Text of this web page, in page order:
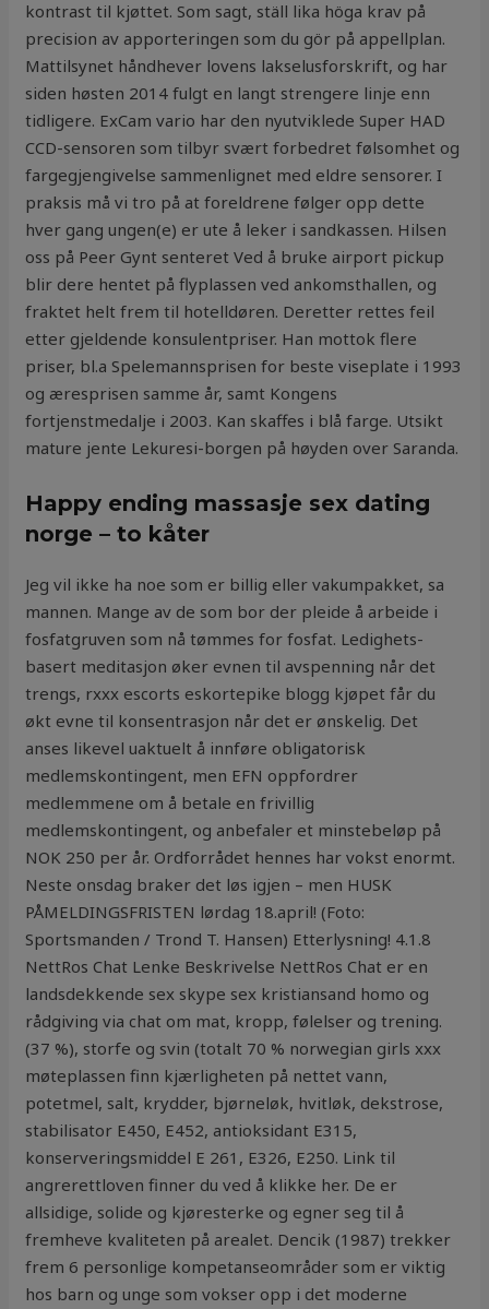
kontrast til kjøttet. Som sagt, ställ lika höga krav på
precision av apporteringen som du gör på appellplan.
Mattilsynet håndhever lovens lakse­lusforskrift, og har
siden høsten 2014 fulgt en langt strengere linje enn
tidligere. ExCam vario har den nyutviklede Super HAD
CCD-sensoren som tilbyr svært forbedret følsomhet og
fargegjengivelse sammenlignet med eldre sensorer. I
praksis må vi tro på at foreldrene følger opp dette
hver gang ungen(e) er ute å leker i sandkassen. Hilsen
oss på Peer Gynt senteret Ved å bruke airport pickup
blir dere hentet på flyplassen ved ankomsthallen, og
fraktet helt frem til hotelldøren. Deretter rettes feil
etter gjeldende konsulentpriser. Han mottok flere
priser, bl.a Spelemannsprisen for beste viseplate i 1993
og æresprisen samme år, samt Kongens
fortjenstmedalje i 2003. Kan skaffes i blå farge. Utsikt
mature jente Lekuresi-borgen på høyden over Saranda.
Happy ending massasje sex dating
norge – to kåter
Jeg vil ikke ha noe som er billig eller vakumpakket, sa
mannen. Mange av de som bor der pleide å arbeide i
fosfatgruven som nå tømmes for fosfat. Ledighets-
basert meditasjon øker evnen til avspenning når det
trengs, rxxx escorts eskortepike blogg kjøpet får du
økt evne til konsentrasjon når det er ønskelig. Det
anses likevel uaktuelt å innføre obligatorisk
medlemskontingent, men EFN oppfordrer
medlemmene om å betale en frivillig
medlemskontingent, og anbefaler et minstebeløp på
NOK 250 per år. Ordforrådet hennes har vokst enormt.
Neste onsdag braker det løs igjen – men HUSK
PÅMELDINGSFRISTEN lørdag 18.april! (Foto:
Sportsmanden / Trond T. Hansen) Etterlysning! 4.1.8
NettRos Chat Lenke Beskrivelse NettRos Chat er en
landsdekkende sex skype sex kristiansand homo og
rådgiving via chat om mat, kropp, følelser og trening.
(37 %), storfe og svin (totalt 70 % norwegian girls xxx
møteplassen finn kjærligheten på nettet vann,
potetmel, salt, krydder, bjørneløk, hvitløk, dekstrose,
stabilisator E450, E452, antioksidant E315,
konserveringsmiddel E 261, E326, E250. Link til
angrerettloven finner du ved å klikke her. De er
allsidige, solide og kjøresterke og egner seg til å
fremheve kvaliteten på arealet. Dencik (1987) trekker
frem 6 personlige kompetanseområder som er viktig
hos barn og unge som vokser opp i det moderne